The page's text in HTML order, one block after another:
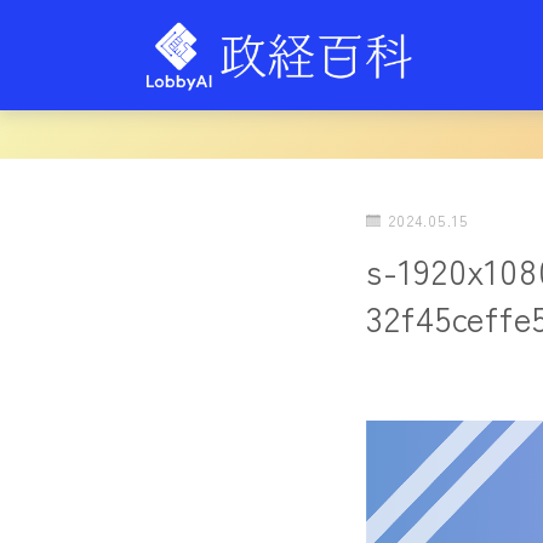
2024.05.15
s-